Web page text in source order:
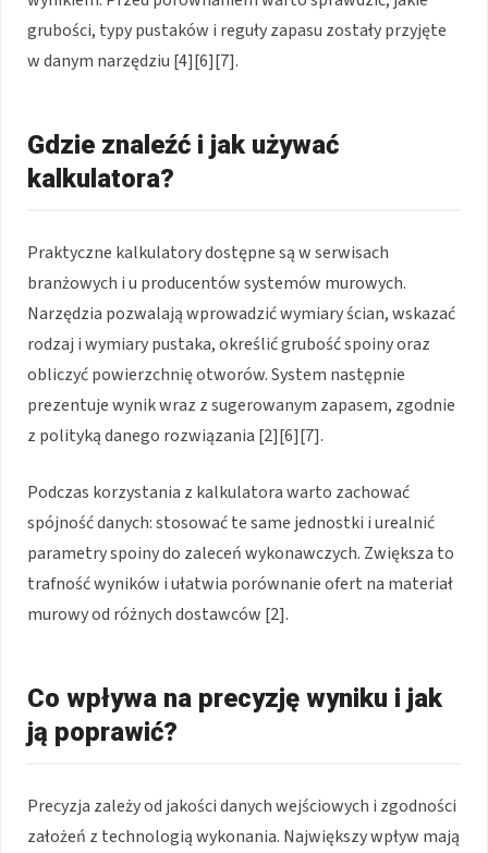
grubości, typy pustaków i reguły zapasu zostały przyjęte
w danym narzędziu [4][6][7].
Gdzie znaleźć i jak używać
kalkulatora?
Praktyczne kalkulatory dostępne są w serwisach
branżowych i u producentów systemów murowych.
Narzędzia pozwalają wprowadzić wymiary ścian, wskazać
rodzaj i wymiary pustaka, określić grubość spoiny oraz
obliczyć powierzchnię otworów. System następnie
prezentuje wynik wraz z sugerowanym zapasem, zgodnie
z polityką danego rozwiązania [2][6][7].
Podczas korzystania z kalkulatora warto zachować
spójność danych: stosować te same jednostki i urealnić
parametry spoiny do zaleceń wykonawczych. Zwiększa to
trafność wyników i ułatwia porównanie ofert na materiał
murowy od różnych dostawców [2].
Co wpływa na precyzję wyniku i jak
ją poprawić?
Precyzja zależy od jakości danych wejściowych i zgodności
założeń z technologią wykonania. Największy wpływ mają